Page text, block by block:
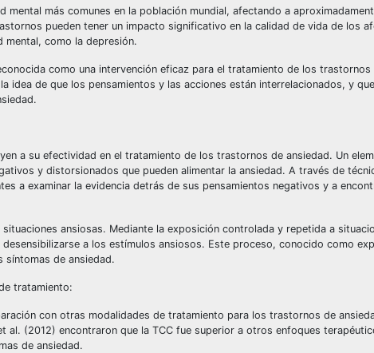
más comunes en la población mundial, afectando a
pueden tener un impacto significativo en la calidad de vida de los
mental, como la depresión.
como una intervención eficaz para el tratamiento de los trastornos
idea de que los pensamientos y las acciones están interrelacionados, y
a su efectividad en el tratamiento de los trastornos de ansiedad. Un
y distorsionados que pueden alimentar la ansiedad. A través de
a examinar la evidencia detrás de sus pensamientos negativos y a
ansiosas. Mediante la exposición controlada y repetida a
a los estímulos ansiosos. Este proceso, conocido como
síntomas de ansiedad.
tratamiento:
con otras modalidades de tratamiento para los trastornos de
al. (2012) encontraron que la TCC fue superior a otros enfoques
de ansiedad.